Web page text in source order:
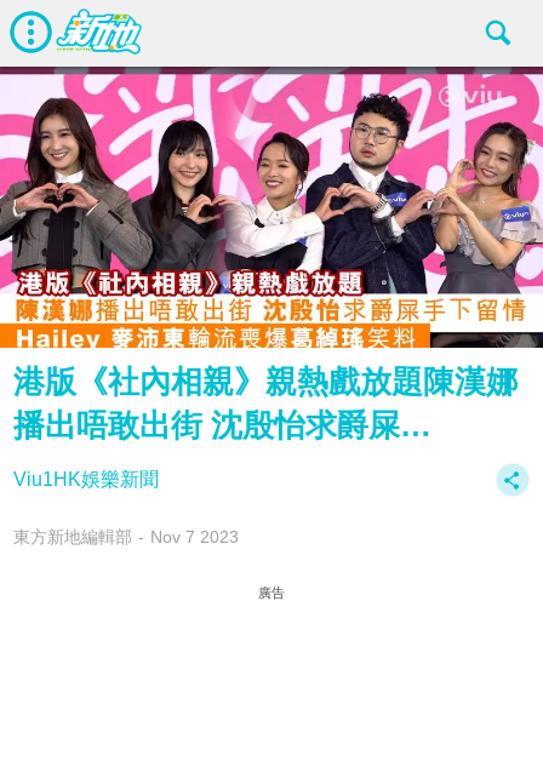
港版《社內相親》親熱戲放題‍️‍‍陳漢娜
播出唔敢出街 沈殷怡求爵屎…
Viu1HK娛樂新聞
東方新地編輯部 Nov 7 2023
廣告